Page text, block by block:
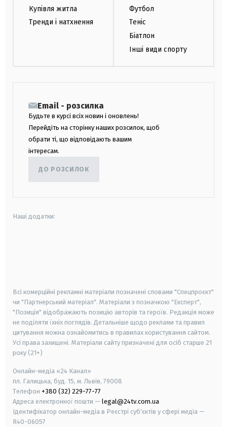
Купівля житла
Тренди і натхнення
Футбол
Теніс
Біатлон
Інші види спорту
Email - розсилка
Будьте в курсі всіх новин і оновлень!
Перейдіть на сторінку наших розсилок, щоб
обрати ті, що відповідають вашим
інтересам.
ДО РОЗСИЛОК
Наші додатки:
Всі комерційні рекламні матеріали позначені словами "Спецпроєкт"
чи "Партнерський матеріал". Матеріали з позначкою "Експерт",
"Позиція" відображають позицію авторів та героїв. Редакція може
не поділяти їхніх поглядів. Детальніше щодо реклами та правил
цитування можна ознайомитись в правилах користування сайтом.
Усі права захищені. Матеріали сайту призначені для осіб старше 21
року (21+)
Онлайн-медіа «24 Канал»
пл. Галицька, буд. 15, м. Львів, 79008
Телефон +380 (32) 229-77-77
Адреса електронної пошти — legal@24tv.com.ua
Ідентифікатор онлайн-медіа в Реєстрі суб'єктів у сфері медіа —
R40-06057